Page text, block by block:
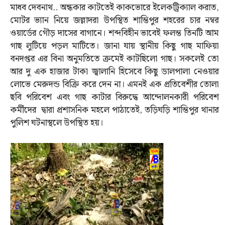
মাধব দেবনাথ.. অন্ধকার কাটতেই কাকভোরে ইলেকট্রিক্যাল করাত,
মোটর ভ্যান নিয়ে জল্লাদরা উপস্থিত শান্তিপুর শহরের চার নম্বর
ওয়ার্ডের গৌড় দাসের বাগানে। শব্দবিহীন ভাবেই ফলন্ত তিনটি আম
গাছ লুটিয়ে পড়ল মাটিতে। জানা যায় স্থানীয় কিছু গাছ মাফিয়া
বনদপ্তর এর বিনা অনুমতিতে ক্রমেই কাটছিলো গাছ। সকলেই তো
আর দু এক হাজার টাকা জ্বালানি হিসেবে কিছু ডালপালা নেওয়ার
লোভে মেরুদন্ড বিক্রি করে দেন না। এমনই এক প্রতিবেশীর তোলা
ছবি পরিবেশ এবং গাছ কাটার বিরুদ্ধে আন্দোলনকারী পরিবেশ
কর্মীদের দ্বারা প্রশাসনিক মহলে পাঠাতেই, তড়িঘড়ি শান্তিপুর থানার
পুলিশ ঘটনাস্থলে উপস্থিত হয়।